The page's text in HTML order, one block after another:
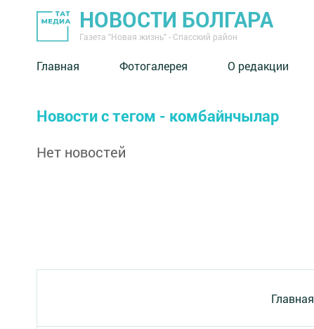
НОВОСТИ БОЛГАРА
Газета "Новая жизнь" - Спасский район
Главная Фотогалерея О редакции
Новости с тегом - комбайнчылар
Нет новостей
Главная